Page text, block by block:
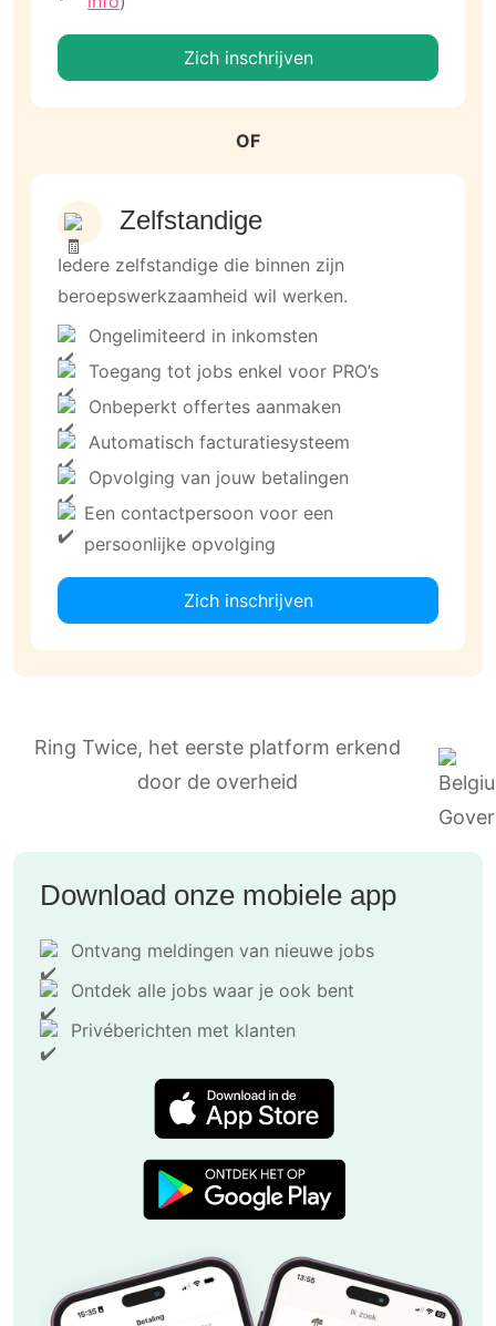
Zich inschrijven
OF
Zelfstandige
Iedere zelfstandige die binnen zijn
beroepswerkzaamheid wil werken.
Ongelimiteerd in inkomsten
Toegang tot jobs enkel voor PRO’s
Onbeperkt offertes aanmaken
Automatisch facturatiesysteem
Opvolging van jouw betalingen
Een contactpersoon voor een
persoonlijke opvolging
Zich inschrijven
Ring Twice, het eerste platform erkend
door de overheid
Download onze mobiele app
Ontvang meldingen van nieuwe jobs
Ontdek alle jobs waar je ook bent
Privéberichten met klanten